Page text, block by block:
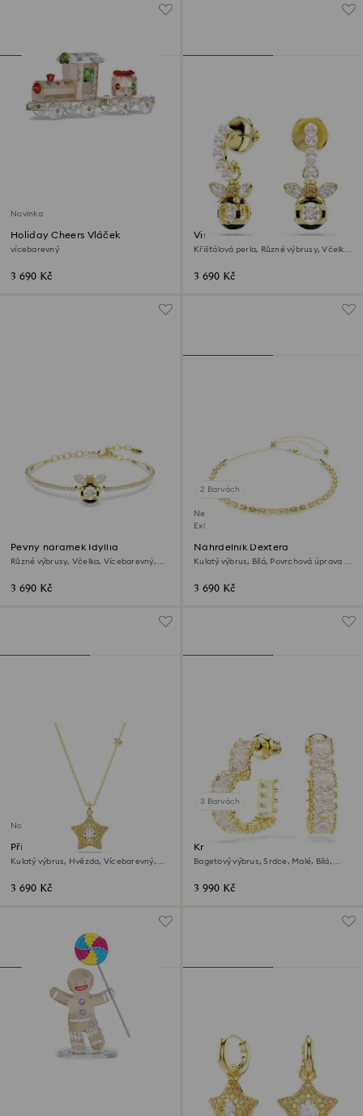
Novinka
Holiday Cheers Vláček
vícebarevný
3 690 Kč
Visací náušnice Idyllia
Křišťálová perla, Různé výbrusy, Včelka,
3 690 Kč
Pevný náramek Idyllia
Různé výbrusy, Včelka, Vícebarevný,
3 690 Kč
2 Barvách
Není na skladě
Exkluzivně on-line
Náhrdelník Dextera
Kulatý výbrus, Bílá, Povrchová úprava z
3 690 Kč
Novinka
Přívěsek Sublima
Kulatý výbrus, Hvězda, Vícebarevný,
3 690 Kč
3 Barvách
Kruhové náušnice Matrix
Bagetový výbrus, Srdce, Malé, Bílá,
3 990 Kč